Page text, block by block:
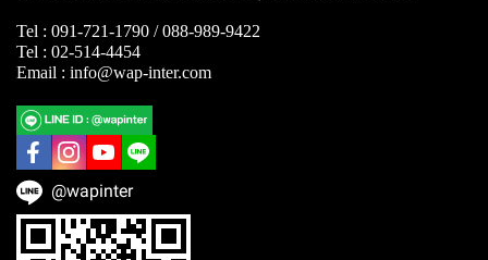
Tel : 091-721-1790 / 088-989-9422
Tel : 02-514-4454
Email : info@wap-inter.com
@wapinter